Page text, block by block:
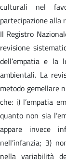
culturali nel
partecipazione alla
Il Registro
revisione
dell’empatia e
ambientali. La
metodo gemellare
che: i) l’empatia
quanto non sia
appare invece
nell’infanzia; 3)
nella variabilità